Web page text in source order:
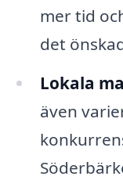
mer tid
det
Lokala
även